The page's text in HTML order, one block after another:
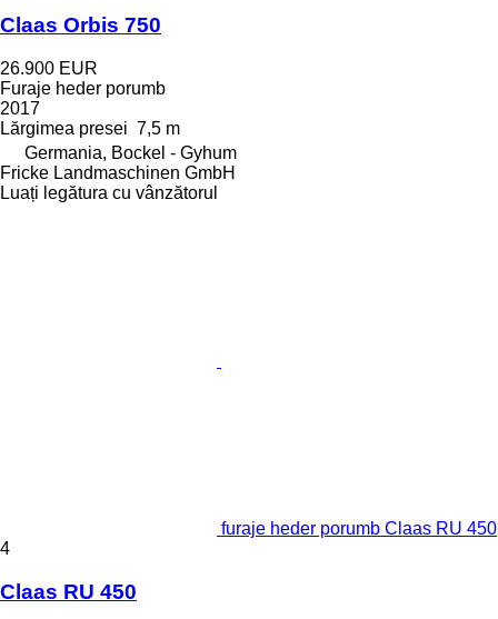
Claas Orbis 750
26.900 EUR
Furaje heder porumb
2017
Lărgimea presei 7,5 m
Germania, Bockel - Gyhum
Fricke Landmaschinen GmbH
Luați legătura cu vânzătorul
furaje heder porumb Claas RU 450
4
Claas RU 450